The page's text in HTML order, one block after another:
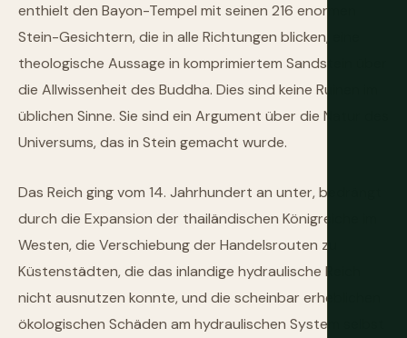
enthielt den Bayon-Tempel mit seinen 216 enormen
Stein-Gesichtern, die in alle Richtungen blicken, eine
theologische Aussage in komprimiertem Sandstein über
die Allwissenheit des Buddha. Dies sind keine Ruinen im
üblichen Sinne. Sie sind ein Argument über die Natur des
Universums, das in Stein gemacht wurde.
Das Reich ging vom 14. Jahrhundert an unter, bedrängt
durch die Expansion der thailändischen Königreiche im
Westen, die Verschiebung der Handelsrouten zu
Küstenstädten, die das inlandige hydraulische Reich
nicht ausnutzen konnte, und die scheinbar erheblichen
ökologischen Schäden am hydraulischen System selbst